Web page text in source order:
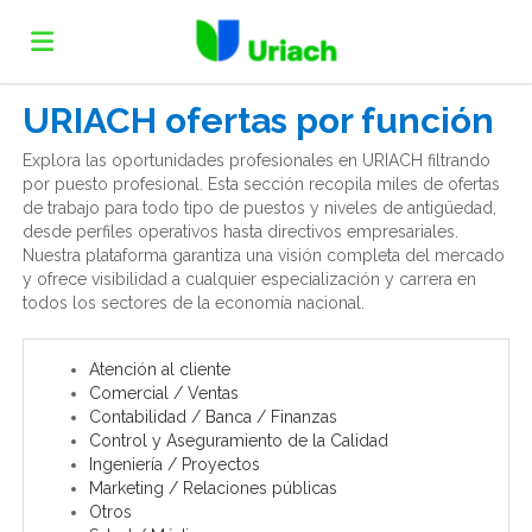
Home
Lista
ofertas
de
trabajo
Subir
CV
Acceso
Idioma
URIACH ofertas por función
Explora las oportunidades profesionales en URIACH filtrando
por puesto profesional. Esta sección recopila miles de ofertas
de trabajo para todo tipo de puestos y niveles de antigüedad,
desde perfiles operativos hasta directivos empresariales.
Nuestra plataforma garantiza una visión completa del mercado
y ofrece visibilidad a cualquier especialización y carrera en
todos los sectores de la economía nacional.
Atención al cliente
Comercial / Ventas
Contabilidad / Banca / Finanzas
Control y Aseguramiento de la Calidad
Ingeniería / Proyectos
Marketing / Relaciones públicas
Otros